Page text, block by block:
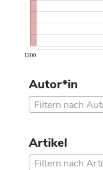
1300
Autor*in
Filtern nach
Artikel
Filtern nach